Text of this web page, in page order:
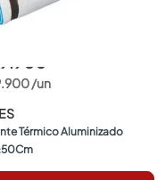
.900/un
Térmico Aluminizado